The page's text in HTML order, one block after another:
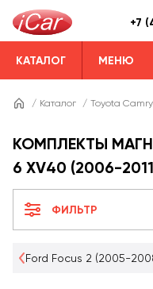
+7
КАТАЛОГ МЕНЮ
/ Каталог / Toyota
КОМПЛЕКТЫ
6 XV40 (2006-
ФИЛЬТР
Ford Focus 2 (2005-